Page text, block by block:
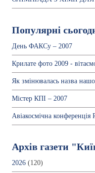
Популярні
День ФАКСу – 2007
Крилате фото 2009 -
Як змінювалась назва
Містер КПІ – 2007
Авіакосмічна
Архів газети
2026 (120)